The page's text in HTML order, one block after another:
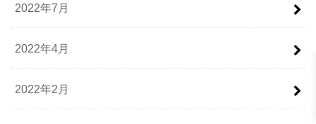
2022年7月
2022年4月
2022年2月